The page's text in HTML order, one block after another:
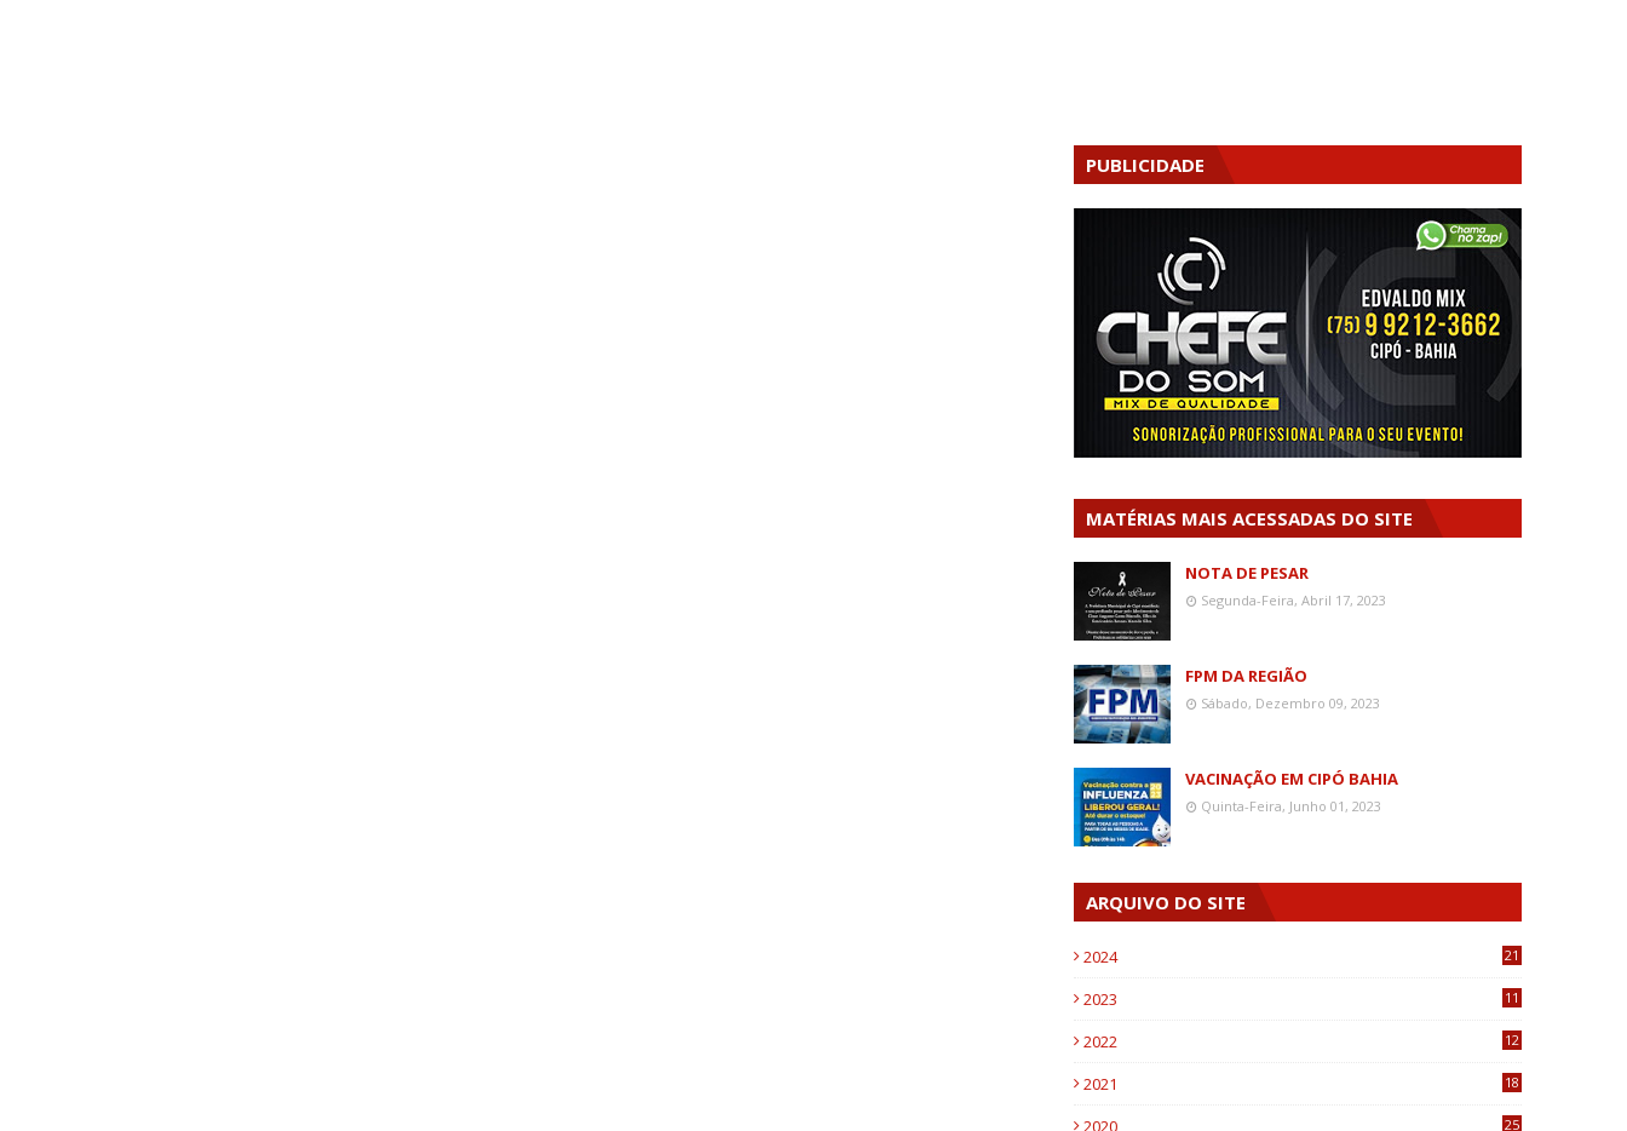
PUBLICIDADE
MATÉRIAS MAIS ACESSADAS DO SITE
NOTA DE PESAR
Segunda-Feira, Abril 17, 2023
FPM DA REGIÃO
Sábado, Dezembro 09, 2023
VACINAÇÃO EM CIPÓ BAHIA
Quinta-Feira, Junho 01, 2023
ARQUIVO DO SITE
2024 21
2023
11
2022
12
2021
18
2020 25